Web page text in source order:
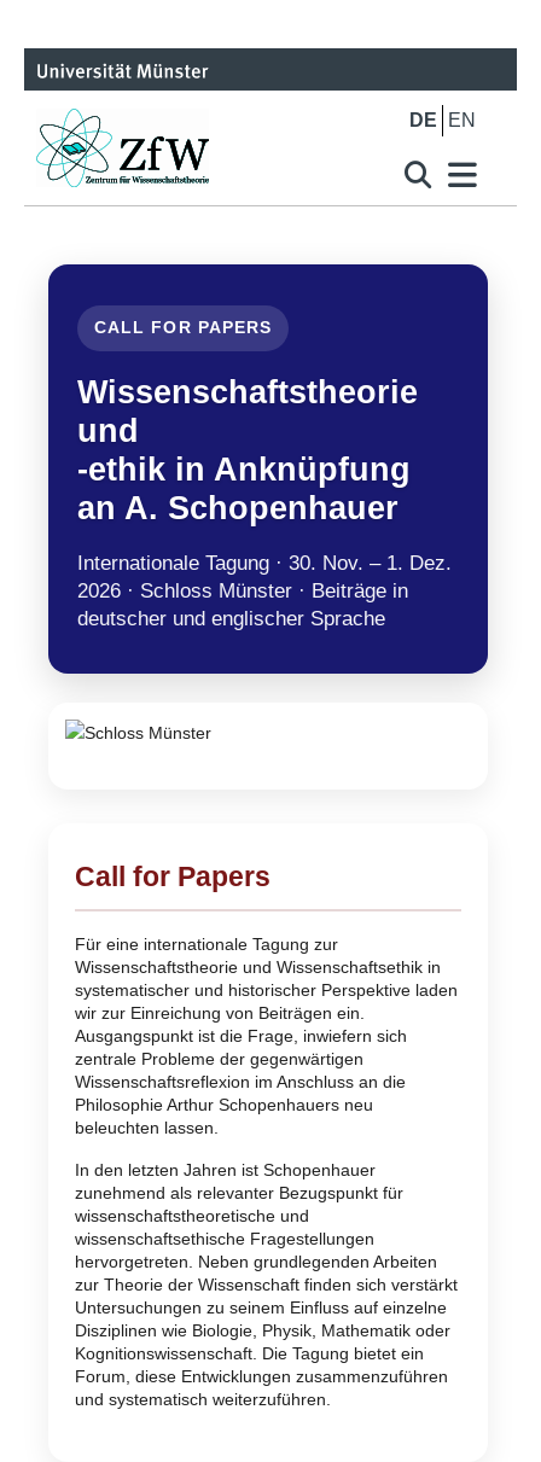
DE EN
CALL FOR PAPERS
Wissenschaftstheorie
und
-ethik in Anknüpfung
an A. Schopenhauer
Internationale Tagung · 30. Nov. – 1. Dez.
2026 · Schloss Münster · Beiträge in
deutscher und englischer Sprache
Call for Papers
Für eine internationale Tagung zur
Wissenschaftstheorie und Wissenschaftsethik in
systematischer und historischer Perspektive laden
wir zur Einreichung von Beiträgen ein.
Ausgangspunkt ist die Frage, inwiefern sich
zentrale Probleme der gegenwärtigen
Wissenschaftsreflexion im Anschluss an die
Philosophie Arthur Schopenhauers neu
beleuchten lassen.
In den letzten Jahren ist Schopenhauer
zunehmend als relevanter Bezugspunkt für
wissenschaftstheoretische und
wissenschaftsethische Fragestellungen
hervorgetreten. Neben grundlegenden Arbeiten
zur Theorie der Wissenschaft finden sich verstärkt
Untersuchungen zu seinem Einfluss auf einzelne
Disziplinen wie Biologie, Physik, Mathematik oder
Kognitionswissenschaft. Die Tagung bietet ein
Forum, diese Entwicklungen zusammenzuführen
und systematisch weiterzuführen.